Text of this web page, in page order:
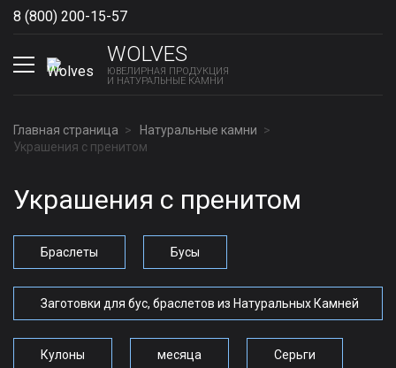
8 (800) 200-15-57
WOLVES
ЮВЕЛИРНАЯ ПРОДУКЦИЯ
И НАТУРАЛЬНЫЕ КАМНИ
Главная страница
Натуральные камни
Украшения с пренитом
Украшения с пренитом
Браслеты Бусы
Заготовки для бус, браслетов из Натуральных Камней
Кулоны месяца Серьги